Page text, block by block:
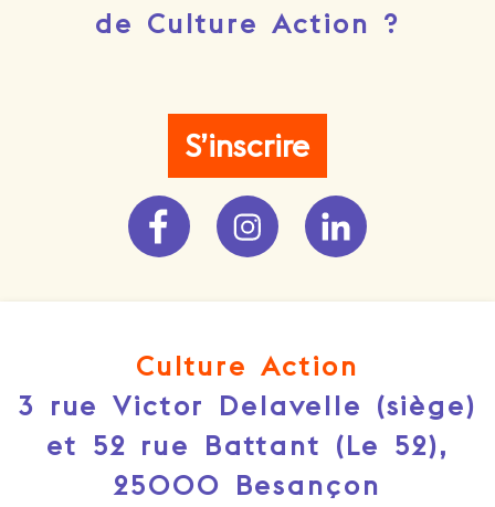
de Culture Action ?
S’inscrire
Culture Action
3 rue Victor Delavelle (siège)
et 52 rue Battant (Le 52),
25000 Besançon